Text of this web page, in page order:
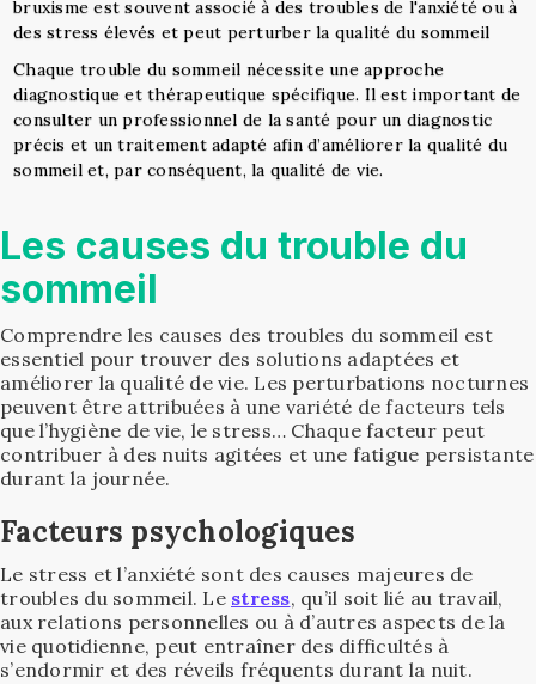
bruxisme est souvent associé à des troubles de l'anxiété ou à
des stress élevés et peut perturber la qualité du sommeil
Chaque trouble du sommeil nécessite une approche
diagnostique et thérapeutique spécifique. Il est important de
consulter un professionnel de la santé pour un diagnostic
précis et un traitement adapté afin d’améliorer la qualité du
sommeil et, par conséquent, la qualité de vie.
Les causes du trouble du
sommeil
Comprendre les causes des troubles du sommeil est
essentiel pour trouver des solutions adaptées et
améliorer la qualité de vie. Les perturbations nocturnes
peuvent être attribuées à une variété de facteurs tels
que l’hygiène de vie, le stress… Chaque facteur peut
contribuer à des nuits agitées et une fatigue persistante
durant la journée.
Facteurs psychologiques
Le stress et l’anxiété sont des causes majeures de
troubles du sommeil. Le stress, qu’il soit lié au travail,
aux relations personnelles ou à d’autres aspects de la
vie quotidienne, peut entraîner des difficultés à
s’endormir et des réveils fréquents durant la nuit.